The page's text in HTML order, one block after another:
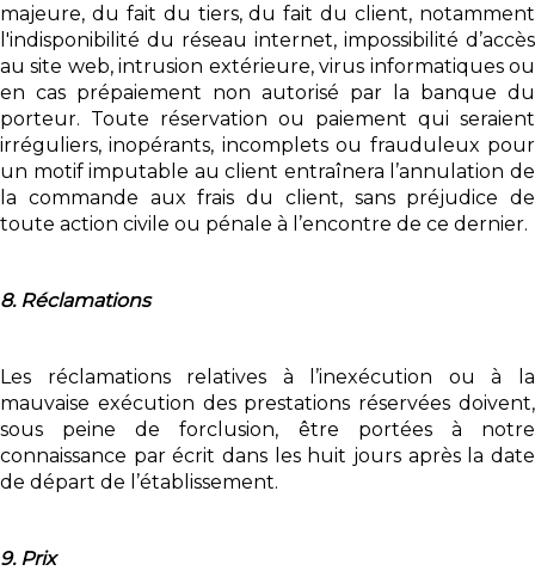
majeure, du fait du tiers, du fait du client, notamment
l'indisponibilité du réseau internet, impossibilité d’accès
au site web, intrusion extérieure, virus informatiques ou
en cas prépaiement non autorisé par la banque du
porteur. Toute réservation ou paiement qui seraient
irréguliers, inopérants, incomplets ou frauduleux pour
un motif imputable au client entraînera l’annulation de
la commande aux frais du client, sans préjudice de
toute action civile ou pénale à l’encontre de ce dernier.
8. Réclamations
Les réclamations relatives à l’inexécution ou à la
mauvaise exécution des prestations réservées doivent,
sous peine de forclusion, être portées à notre
connaissance par écrit dans les huit jours après la date
de départ de l’établissement.
9. Prix